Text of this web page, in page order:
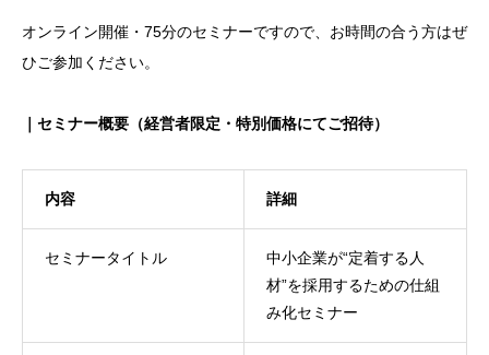
オンライン開催・75分のセミナーですので、お時間の合う方はぜ
ひご参加ください。
｜セミナー概要（経営者限定・特別価格にてご招待）
内容 詳細
セミナータイトル
中小企業が“定着する人
材”を採用するための仕組
み化セミナー